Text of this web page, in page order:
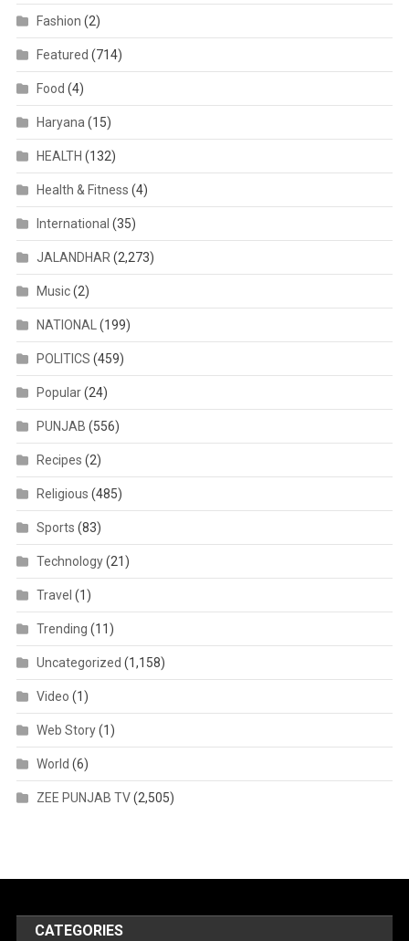
Fashion (2)
Featured (714)
Food (4)
Haryana(15)
HEALTH (132)
Health & Fitness (4)
International (35)
JALANDHAR(2,273)
Music(2)
NATIONAL(199)
POLITICS (459)
Popular(24)
PUNJAB (556)
Recipes (2)
Religious (485)
Sports (83)
Technology(21)
Travel (1)
Trending (11)
Uncategorized (1,158)
Video (1)
Web Story(1)
World (6)
ZEE PUNJAB TV(2,505)
CATEGORIES